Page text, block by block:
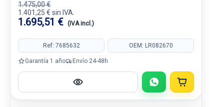
1.475,00 €
1.401,25 € sin IVA.
1.695,51 € (IVA incl.)
Ref: 7685632 OEM: LR082670
Garantía 1 año Envío 24-48h